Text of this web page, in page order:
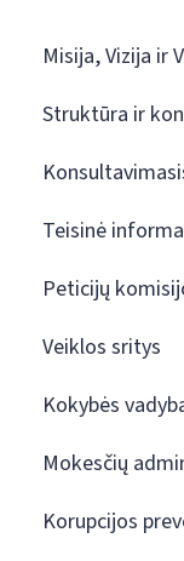
Misija, Vizija ir
Struktūra ir
Teisinė
Peticijų
Veiklos sritys
Kokybės
Mokesčių
Korupcijos